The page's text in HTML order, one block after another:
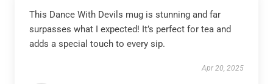
This Dance With Devils mug is stunning and far
surpasses what I expected! It’s perfect for tea and
adds a special touch to every sip.
Apr 20, 2025